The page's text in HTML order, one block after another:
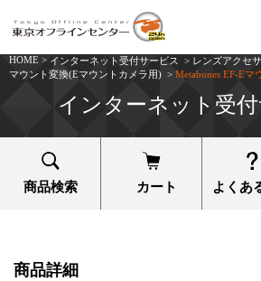
HOME > インターネット受付サービス > レンズアクセ
マウント変換(Eマウントカメラ用) > Metabones EF-Eマ
インターネット受
商品検索 カート よくあ
商品詳細